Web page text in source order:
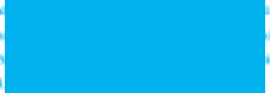
inleder partnerskap för högeffektiv distribuerad
in till Roadshow 2026 – upptäck framtidens
och stärker erbjudandet inom likströmsteknik
and Enhance Measuring Processes